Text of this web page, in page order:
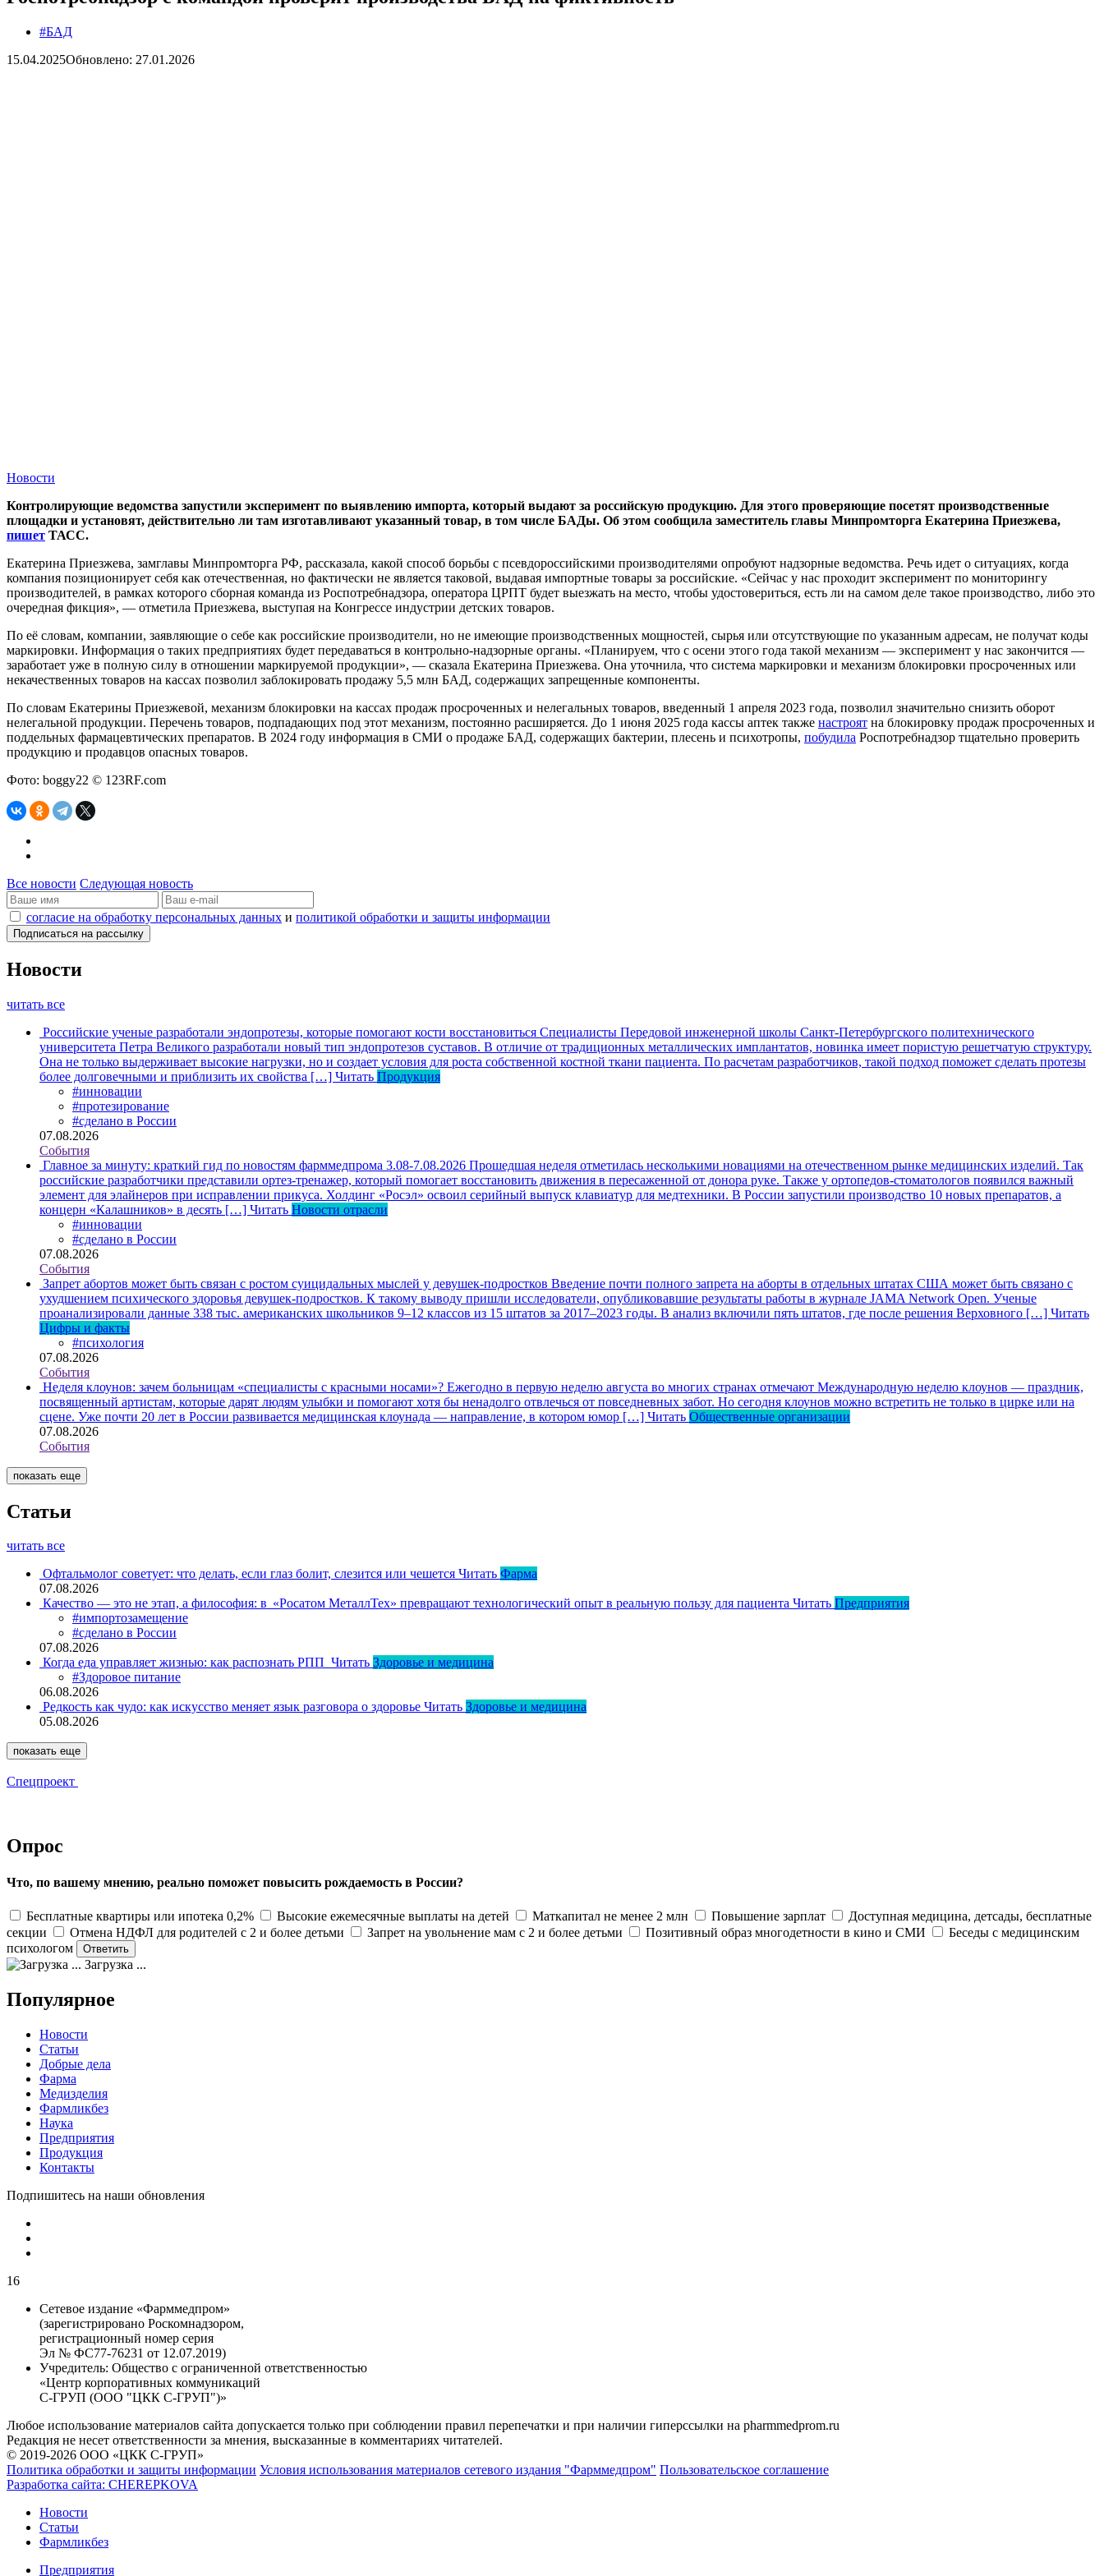
#БАД
15.04.2025Обновлено: 27.01.2026
Новости
Контролирующие ведомства запустили эксперимент по выявлению импорта, который выдают за российскую продукцию. Для этого проверяющие посетят производственные
площадки и установят, действительно ли там изготавливают указанный товар, в том числе БАДы. Об этом сообщила заместитель главы Минпромторга Екатерина Приезжева,
пишет ТАСС.
Екатерина Приезжева, замглавы Минпромторга РФ, рассказала, какой способ борьбы с псевдороссийскими производителями опробуют надзорные ведомства. Речь идет о ситуациях, когда
компания позиционирует себя как отечественная, но фактически не является таковой, выдавая импортные товары за российские. «Сейчас у нас проходит эксперимент по мониторингу
производителей, в рамках которого сборная команда из Роспотребнадзора, оператора ЦРПТ будет выезжать на место, чтобы удостовериться, есть ли на самом деле такое производство, либо это
очередная фикция», — отметила Приезжева, выступая на Конгрессе индустрии детских товаров.
По её словам, компании, заявляющие о себе как российские производители, но не имеющие производственных мощностей, сырья или отсутствующие по указанным адресам, не получат коды
маркировки. Информация о таких предприятиях будет передаваться в контрольно-надзорные органы. «Планируем, что с осени этого года такой механизм — эксперимент у нас закончится —
заработает уже в полную силу в отношении маркируемой продукции», — сказала Екатерина Приезжева. Она уточнила, что система маркировки и механизм блокировки просроченных или
некачественных товаров на кассах позволил заблокировать продажу 5,5 млн БАД, содержащих запрещенные компоненты.
По словам Екатерины Приезжевой, механизм блокировки на кассах продаж просроченных и нелегальных товаров, введенный 1 апреля 2023 года, позволил значительно снизить оборот
нелегальной продукции. Перечень товаров, подпадающих под этот механизм, постоянно расширяется. До 1 июня 2025 года кассы аптек также настроят на блокировку продаж просроченных и
поддельных фармацевтических препаратов. В 2024 году информация в СМИ о продаже БАД, содержащих бактерии, плесень и психотропы, побудила Роспотребнадзор тщательно проверить
продукцию и продавцов опасных товаров.
Фото: boggy22 © 123RF.com
Все новости Следующая новость
согласие на обработку персональных данных и политикой обработки и защиты информации
Новости
читать все
Российские ученые разработали эндопротезы, которые помогают кости восстановиться Специалисты Передовой инженерной школы Санкт-Петербургского политехнического
университета Петра Великого разработали новый тип эндопротезов суставов. В отличие от традиционных металлических имплантатов, новинка имеет пористую решетчатую структуру.
Она не только выдерживает высокие нагрузки, но и создает условия для роста собственной костной ткани пациента. По расчетам разработчиков, такой подход поможет сделать протезы
более долговечными и приблизить их свойства […] Читать Продукция
#инновации
#протезирование
#сделано в России
07.08.2026
События
Главное за минуту: краткий гид по новостям фарммедпрома 3.08-7.08.2026 Прошедшая неделя отметилась несколькими новациями на отечественном рынке медицинских изделий. Так
российские разработчики представили ортез-тренажер, который помогает восстановить движения в пересаженной от донора руке. Также у ортопедов-стоматологов появился важный
элемент для элайнеров при исправлении прикуса. Холдинг «Росэл» освоил серийный выпуск клавиатур для медтехники. В России запустили производство 10 новых препаратов, а
концерн «Калашников» в десять […] Читать Новости отрасли
#инновации
#сделано в России
07.08.2026
События
Запрет абортов может быть связан с ростом суицидальных мыслей у девушек-подростков Введение почти полного запрета на аборты в отдельных штатах США может быть связано с
ухудшением психического здоровья девушек-подростков. К такому выводу пришли исследователи, опубликовавшие результаты работы в журнале JAMA Network Open. Ученые
проанализировали данные 338 тыс. американских школьников 9–12 классов из 15 штатов за 2017–2023 годы. В анализ включили пять штатов, где после решения Верховного […] Читать
Цифры и факты
#психология
07.08.2026
События
Неделя клоунов: зачем больницам «специалисты с красными носами»? Ежегодно в первую неделю августа во многих странах отмечают Международную неделю клоунов — праздник,
посвященный артистам, которые дарят людям улыбки и помогают хотя бы ненадолго отвлечься от повседневных забот. Но сегодня клоунов можно встретить не только в цирке или на
сцене. Уже почти 20 лет в России развивается медицинская клоунада — направление, в котором юмор […] Читать Общественные организации
07.08.2026
События
показать еще
Статьи
читать все
Офтальмолог советует: что делать, если глаз болит, слезится или чешется Читать Фарма
07.08.2026
Качество — это не этап, а философия: в «Росатом МеталлТех» превращают технологический опыт в реальную пользу для пациента Читать Предприятия
#импортозамещение
#сделано в России
07.08.2026
Когда еда управляет жизнью: как распознать РПП Читать Здоровье и медицина
#Здоровое питание
06.08.2026
Редкость как чудо: как искусство меняет язык разговора о здоровье Читать Здоровье и медицина
05.08.2026
показать еще
Спецпроект
Опрос
Что, по вашему мнению, реально поможет повысить рождаемость в России?
Бесплатные квартиры или ипотека 0,2% Высокие ежемесячные выплаты на детей Маткапитал не менее 2 млн Повышение зарплат
Доступная медицина, детсады, бесплатные
секции
Отмена НДФЛ для родителей с 2 и более детьми Запрет на увольнение мам с 2 и более детьми Позитивный образ многодетности в кино и СМИ
Беседы с медицинским
психологом
Загрузка ...
Популярное
Новости
Статьи
Добрые дела
Фарма
Медизделия
Фармликбез
Наука
Предприятия
Продукция
Контакты
Подпишитесь на наши обновления
16
Сетевое издание «Фарммедпром»
(зарегистрировано Роскомнадзором,
регистрационный номер серия
Эл № ФС77-76231 от 12.07.2019)
Учредитель: Общество с ограниченной ответственностью
«Центр корпоративных коммуникаций
С-ГРУП (ООО "ЦКК С-ГРУП")»
Любое использование материалов сайта допускается только при соблюдении правил перепечатки и при наличии гиперссылки на pharmmedprom.ru
Редакция не несет ответственности за мнения, высказанные в комментариях читателей.
© 2019-2026 ООО «ЦКК С-ГРУП»
Политика обработки и защиты информации Условия использования материалов сетевого издания "Фарммедпром" Пользовательское соглашение
Разработка сайта: CHEREPKOVA
Новости
Статьи
Фармликбез
Предприятия